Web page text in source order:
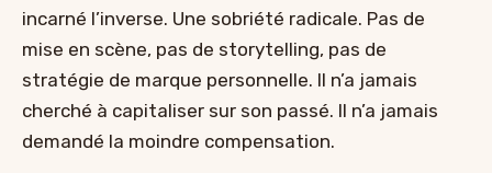
incarné l’inverse. Une sobriété radicale. Pas de
mise en scène, pas de storytelling, pas de
stratégie de marque personnelle. Il n’a jamais
cherché à capitaliser sur son passé. Il n’a jamais
demandé la moindre compensation.